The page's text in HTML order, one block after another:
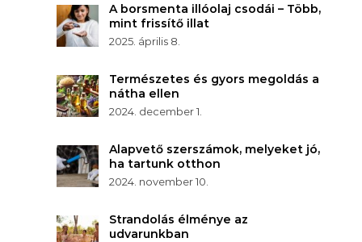
A borsmenta illóolaj csodái – Több,
mint frissítő illat
2025. április 8.
Természetes és gyors megoldás a
nátha ellen
2024. december 1.
Alapvető szerszámok, melyeket jó,
ha tartunk otthon
2024. november 10.
Strandolás élménye az
udvarunkban